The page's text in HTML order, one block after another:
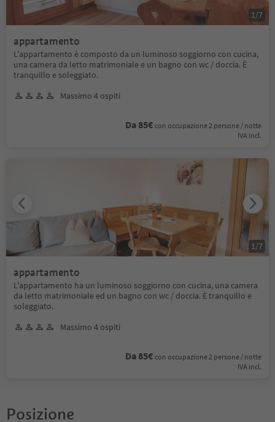
appartamento
L'appartamento è composto da un luminoso soggiorno con cucina,
una camera da letto matrimoniale e un bagno con wc / doccia. È
tranquillo e soleggiato.
Massimo 4 ospiti
Da 85€ con occupazione 2 persone / notte
IVA incl.
1 /7
appartamento
L'appartamento ha un luminoso soggiorno con cucina, una camera
da letto matrimoniale ed un bagno con wc / doccia. È tranquillo e
soleggiato.
Massimo 4 ospiti
Da 85€ con occupazione 2 persone / notte
IVA incl.
1 /7
Posizione